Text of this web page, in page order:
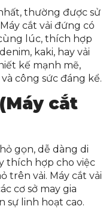
thường được sử
cắt vải đứng có
lúc, thích hợp
kaki, hay vải
kế mạnh mẽ,
công sức đáng kể.
cắt
gọn, dễ dàng di
thích hợp cho việc
trên vải. Máy cắt vải
cơ sở may gia
sự linh hoạt cao.